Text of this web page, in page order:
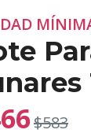
$583